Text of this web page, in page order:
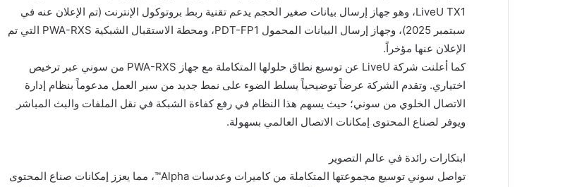
LiveU TX1، وهو جهاز إرسال بيانات صغير الحجم يدعم تقنية ربط بروتوكول الإنترنت (تم الإعلان عنه في
سبتمبر 2025)، وجهاز إرسال البيانات المحمول PDT-FP1، ومحطة الاستقبال الشبكية PWA-RXS التي تم
الإعلان عنها مؤخراً.
كما أعلنت شركة LiveU عن توسيع نطاق حلولها المتكاملة مع جهاز PWA-RXS من سوني عبر ترخيص
اختياري. وتقدم الشركة عرضاً توضيحياً يسلط الضوء على نمط جديد من سير العمل مدعوماً بنظام إدارة
الاتصال الخلوي من سوني؛ حيث يسهم هذا النظام في رفع كفاءة الشبكة في نقل الملفات والبث المباشر
ويوفر لصناع المحتوى إمكانات الاتصال العالمي بسهولة.
ابتكارات رائدة في عالم التصوير
تواصل سوني توسيع مجموعتها المتكاملة من كاميرات وعدسات Alpha™️، مما يعزز إمكانات صناع المحتوى